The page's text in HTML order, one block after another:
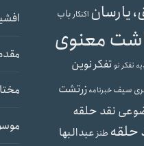
یارسان اکنکارباب
معنوی
تفکر نوتفکر نوین
سیفخبرنامهزرتشت
نقد حلقه
حلقه طنزعبدالبها